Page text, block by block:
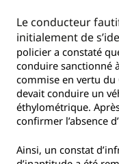
Le conducteur
initialement de
policier a constaté
conduire sanctionné
commise en vertu du
devait conduire un
éthylométrique.
confirmer l’absence
Ainsi, un constat